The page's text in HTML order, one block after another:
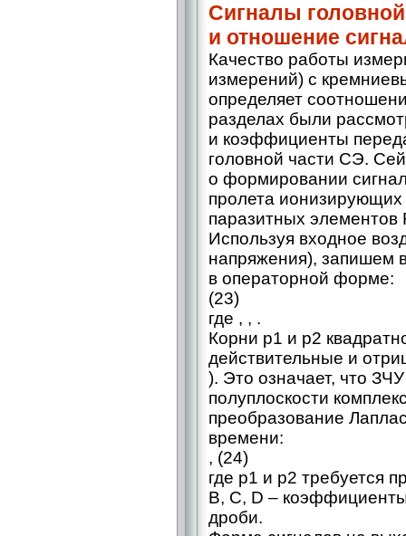
Сигналы
и отношение
Качество работы
измерений) с
определяет
разделах были
и коэффициенты
головной части СЭ.
о формировании
пролета ионизирующих
паразитных элементов
Используя входное
напряжения), запишем
в операторной форме:
(23)
где , , .
Корни р1 и р2
действительные и
). Это означает, что
полуплоскости
преобразование
времени:
, (24)
где р1 и р2 требуется
B, C, D –
дроби.